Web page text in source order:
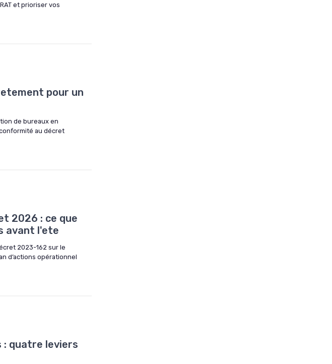
et prioriser vos
pour un
de bureaux en
au décret
2026 : ce que
avant l'ete
2023-162 sur le
d’actions opérationnel
: quatre leviers